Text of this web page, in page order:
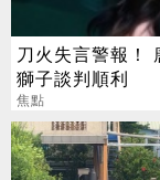
刀火失言警報！
獅子談判順利
焦點